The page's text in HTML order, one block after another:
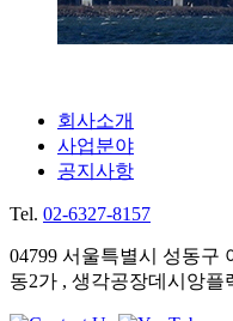
회사소개
사업분야
공지사항
Tel. 02-6327-8157
04799 서울특별시 성동구
동2가 , 생각공장데시앙플